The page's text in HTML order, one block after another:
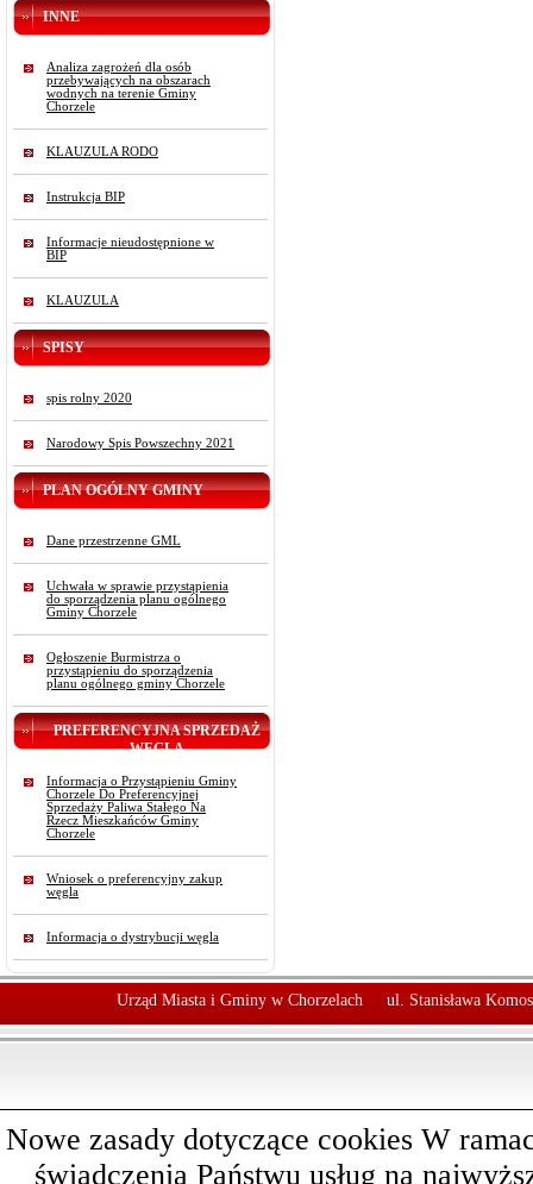
INNE
Analiza zagrożeń dla osób
przebywających na obszarach
wodnych na terenie Gminy
Chorzele
KLAUZULA RODO
Instrukcja BIP
Informacje nieudostępnione w
BIP
KLAUZULA
SPISY
spis rolny 2020
Narodowy Spis Powszechny 2021
PLAN OGÓLNY GMINY
Dane przestrzenne GML
Uchwała w sprawie przystąpienia
do sporządzenia planu ogólnego
Gminy Chorzele
Ogłoszenie Burmistrza o
przystąpieniu do sporządzenia
planu ogólnego gminy Chorzele
PREFERENCYJNA SPRZEDAŻ
WĘGLA
Informacja o Przystąpieniu Gminy
Chorzele Do Preferencyjnej
Sprzedaży Paliwa Stałego Na
Rzecz Mieszkańców Gminy
Chorzele
Wniosek o preferencyjny zakup
węgla
Informacja o dystrybucji węgla
Urząd Miasta i Gminy w Chorzelach ul. Stanisława
Nowe zasady dotyczące cookies W
świadczenia Państwu usług na